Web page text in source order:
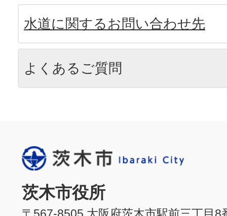
水道に関するお問い合わせ先
よくあるご質問
茨木市役所